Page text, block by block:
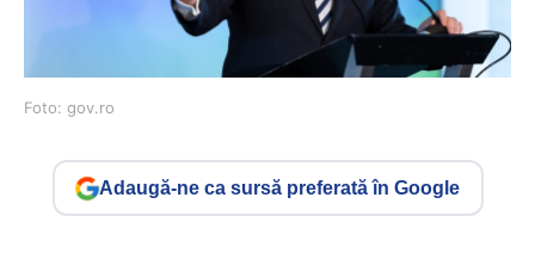
Foto: gov.ro
Adaugă-ne ca sursă preferată în Google